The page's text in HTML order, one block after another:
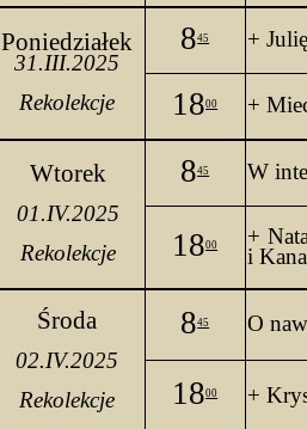
Poniedziałek
31.III.2025
Rekolekcje
845 +
1800 +
Wtorek
01.IV.2025
Rekolekcje
845 W
1800
+
i
Środa
02.IV.2025
Rekolekcje
845 O
1800 +